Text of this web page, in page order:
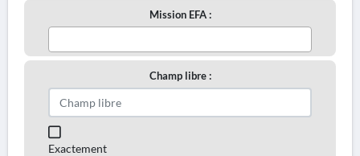
Mission EFA :
Champ libre :
Exactement